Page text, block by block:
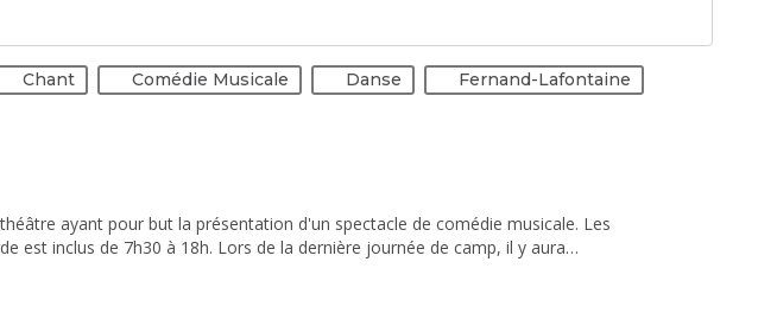
Chant Comédie Musicale Danse
Fernand-Lafontaine
ayant pour but la présentation d'un spectacle de comédie musicale. Les
est inclus de 7h30 à 18h. Lors de la dernière journée de camp, il y aura
le frais de traitement de dossier (non-remboursable) payable à l’inscription. Ce
sera payable selon les configurations disponibles. Les frais de transfert
d’absence, aucun cours ne sera remboursé ou remis. Après 2 absences, l’élève